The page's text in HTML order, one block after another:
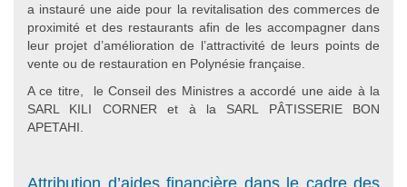
a instauré une aide pour la revitalisation des commerces de
proximité et des restaurants afin de les accompagner dans
leur projet d’amélioration de l’attractivité de leurs points de
vente ou de restauration en Polynésie française.
A ce titre, le Conseil des Ministres a accordé une aide à la
SARL KILI CORNER et à la SARL PÂTISSERIE BON
APETAHI.